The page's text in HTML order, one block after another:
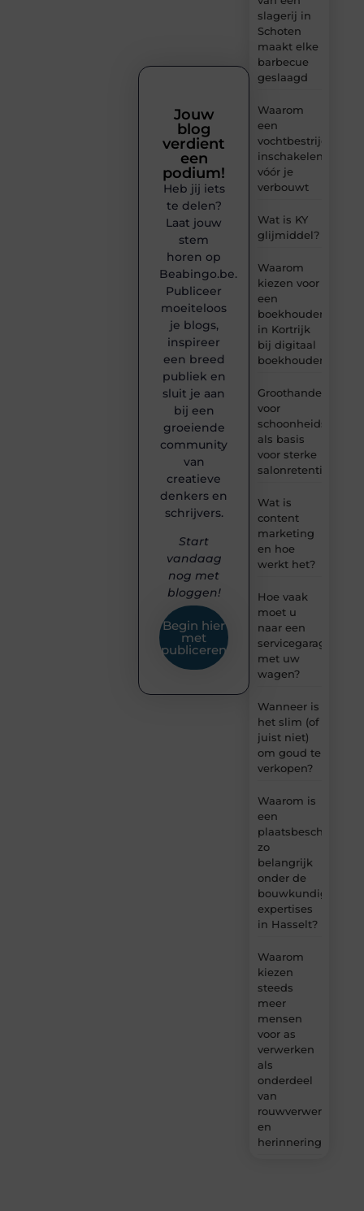
slagerij in
Schoten
maakt elke
barbecue
geslaagd
Waarom
een
inschakelen
vóór je
verbouwt
Wat is KY
glijmiddel?
Waarom
kiezen voor
een
boekhouder
in Kortrijk
bij digitaal
boekhouden?
Groothandel
voor
als basis
voor sterke
salonretentie
Wat is
content
marketing
en hoe
werkt het?
Hoe vaak
moet u
naar een
servicegarage
met uw
wagen?
Wanneer is
het slim (of
juist niet)
om goud te
verkopen?
Waarom is
een
plaatsbeschrijving
zo
belangrijk
onder de
bouwkundige
expertises
in Hasselt?
Waarom
kiezen
steeds
meer
mensen
voor as
verwerken
als
onderdeel
van
rouwverwerking
en
herinnering?
Jouw
blog
verdient
een
podium!
Heb jij iets
te delen?
Laat jouw
stem
horen op
Beabingo.be.
Publiceer
moeiteloos
je blogs,
inspireer
een breed
publiek en
sluit je aan
bij een
groeiende
community
van
creatieve
denkers en
schrijvers.
Start
vandaag
nog met
bloggen!
Begin hier
met
publiceren